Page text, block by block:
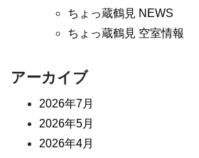
ちょっ蔵鶴見 NEWS
ちょっ蔵鶴見 空室情報
アーカイブ
2026年7月
2026年5月
2026年4月